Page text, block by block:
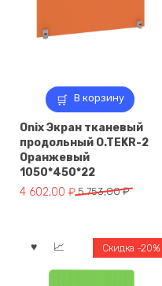
В корзину
Onix Экран тканевый
продольный O.TEKR-2
Оранжевый
1050*450*22
5 753,00₽
Первоначальная
4 602,00 ₽
Текущая
602,00 ₽.
Скидка -20%